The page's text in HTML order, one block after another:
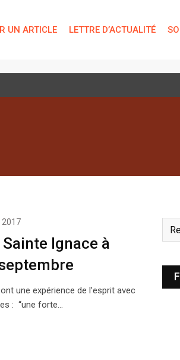
UN ARTICLE LETTRE D’ACTUALITÉ
Ignace à
une expérience de l’esprit avec
: “une forte…